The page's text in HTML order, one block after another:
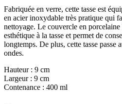
Fabriquée en verre, cette tasse est
en acier inoxydable très pratique qui
nettoyage. Le couvercle en
esthétique à la tasse et permet de
longtemps. De plus, cette tasse passe
ondes.
Hauteur : 9 cm
Largeur : 9 cm
Contenance : 400 ml